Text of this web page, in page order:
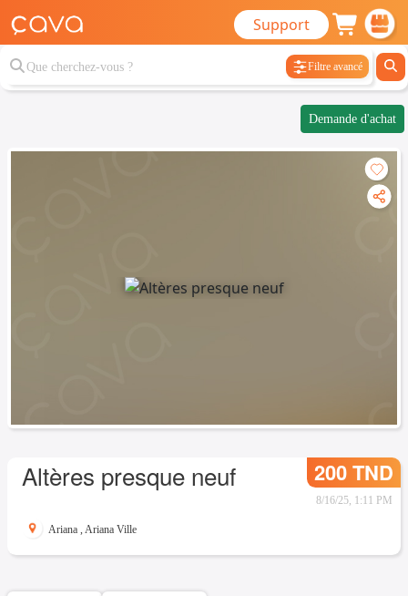
Support
Filtre avancé
Demande d'achat
Altères presque neuf 200 TND
8/16/25, 1:11 PM
Ariana , Ariana Ville